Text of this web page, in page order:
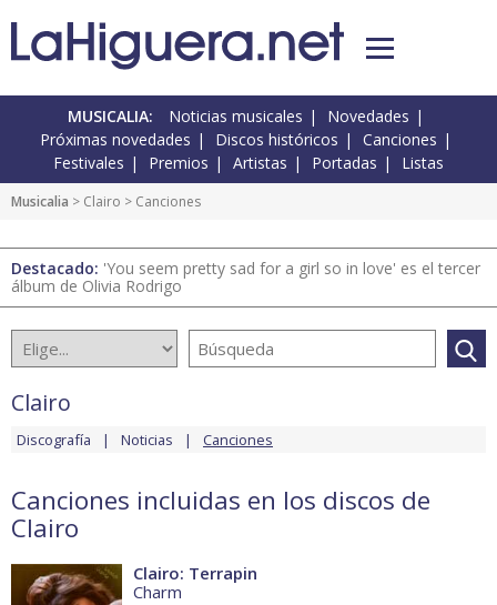
MUSICALIA: Noticias musicales
Novedades
Próximas novedades
Discos históricos
Canciones
Festivales
Premios Artistas Portadas Listas
Musicalia > Clairo > Canciones
Destacado: 'You seem pretty sad for a girl so in love' es el tercer
álbum de Olivia Rodrigo
Clairo
Discografía Noticias Canciones
Canciones incluidas en los discos de
Clairo
Clairo: Terrapin
Charm